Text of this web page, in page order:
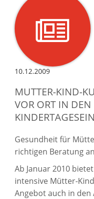
10.12.2009
MUTTER-KIND-
VOR ORT IN
Gesundheit für
richtigen Beratung
Ab Januar 2010
intensive Mütter-
Angebot auch in den